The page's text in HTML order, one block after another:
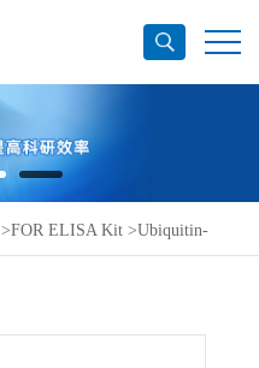
>FOR ELISA Kit >Ubiquitin-